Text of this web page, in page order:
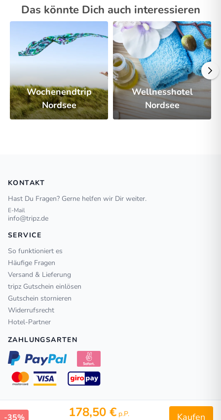
178,50 € p.P.
Das könnte Dich auch interessieren
Wochenendtrip
Nordsee
Wellnesshotel
Nordsee
KONTAKT
Hast Du Fragen? Gerne helfen wir Dir weiter.
E-Mail
info@tripz.de
SERVICE
So funktioniert es
Häufige Fragen
Versand & Lieferung
tripz Gutschein einlösen
Gutschein stornieren
Widerrufsrecht
Hotel-Partner
ZAHLUNGSARTEN